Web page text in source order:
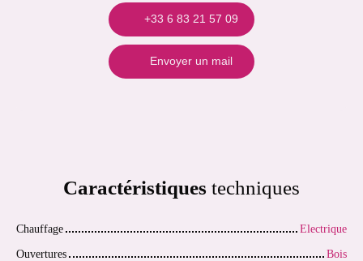
+33 6 83 21 57 09
Envoyer un mail
Caractéristiques techniques
Chauffage
Electrique
Ouvertures
Bois